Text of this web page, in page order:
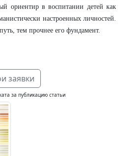
ориентир в воспитании детей как
настроенных личностей.
тем прочнее его фундамент.
заявки
за публикацию статьи